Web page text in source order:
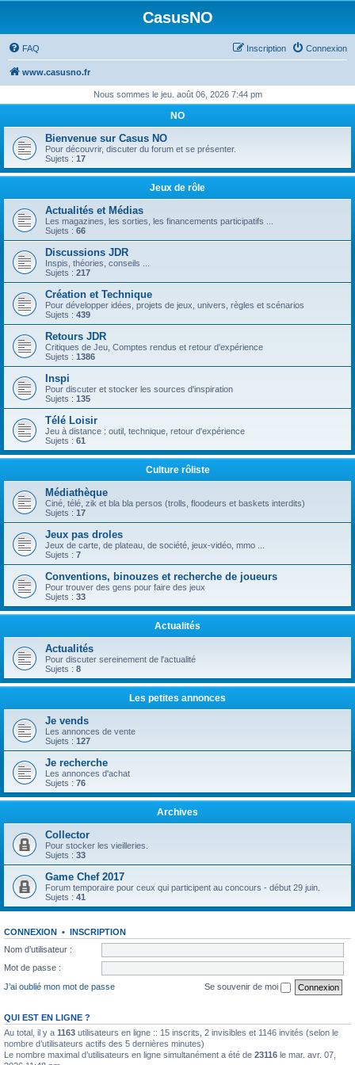
CasusNO
FAQ Connexion
Inscription
www.casusno.fr
Nous sommes le jeu. août 06, 2026 7:44 pm
NO
Bienvenue sur Casus NO
Pour découvrir, discuter du forum et se présenter.
Sujets : 17
Jeux de rôle
Actualités et Médias
Les magazines, les sorties, les financements participatifs ...
Sujets : 66
Discussions JDR
Inspis, théories, conseils ...
Sujets : 217
Création et Technique
Pour développer idées, projets de jeux, univers, règles et scénarios
Sujets : 439
Retours JDR
Critiques de Jeu, Comptes rendus et retour d'expérience
Sujets : 1386
Inspi
Pour discuter et stocker les sources d'inspiration
Sujets : 135
Télé Loisir
Jeu à distance : outil, technique, retour d'expérience
Sujets : 61
Culture rôliste
Médiathèque
Ciné, télé, zik et bla bla persos (trolls, floodeurs et baskets interdits)
Sujets : 17
Jeux pas droles
Jeux de carte, de plateau, de société, jeux-vidéo, mmo ...
Sujets : 7
Conventions, binouzes et recherche de joueurs
Pour trouver des gens pour faire des jeux
Sujets : 33
Actualités
Actualités
Pour discuter sereinement de l'actualité
Sujets : 8
Les petites annonces
Je vends
Les annonces de vente
Sujets : 127
Je recherche
Les annonces d'achat
Sujets : 76
Archives
Collector
Pour stocker les vieilleries.
Sujets : 33
Game Chef 2017
Forum temporaire pour ceux qui participent au concours - début 29 juin.
Sujets : 41
CONNEXION • INSCRIPTION
Nom d’utilisateur :
Mot de passe :
J’ai oublié mon mot de passe
Se souvenir de moi
QUI EST EN LIGNE ?
Au total, il y a 1163 utilisateurs en ligne :: 15 inscrits, 2 invisibles et 1146 invités (selon le
nombre d’utilisateurs actifs des 5 dernières minutes)
Le nombre maximal d’utilisateurs en ligne simultanément a été de 23116 le mar. avr. 07,